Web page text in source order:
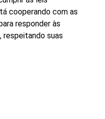
cooperando com as
responder às
respeitando suas